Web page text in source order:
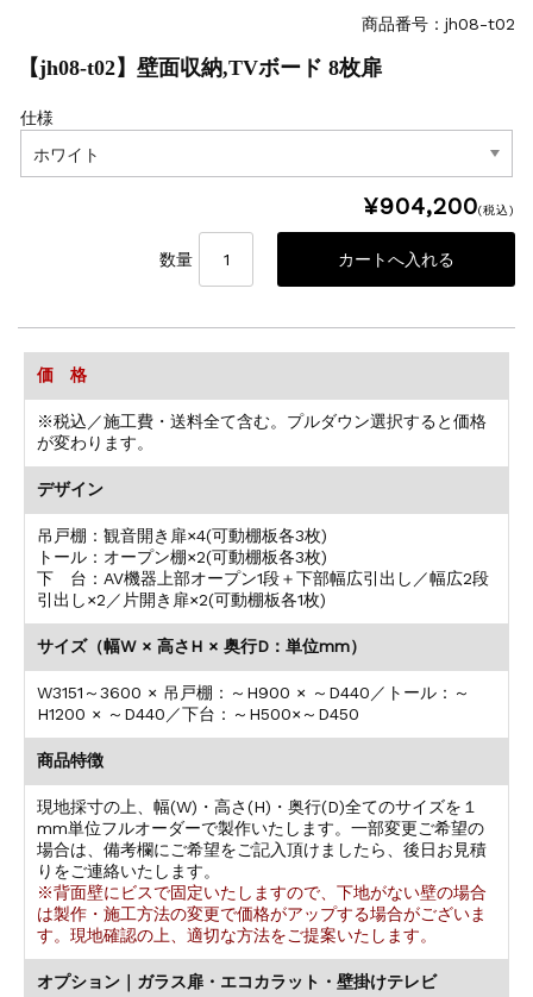
商品番号：jh08-t02
【jh08-t02】壁面収納,TVボード 8枚扉
仕様
¥904,200(税込)
数量
価 格
※税込／施工費・送料全て含む。プルダウン選択すると価格
が変わります。
デザイン
吊戸棚：観音開き扉×4(可動棚板各3枚)
トール：オープン棚×2(可動棚板各3枚)
下 台：AV機器上部オープン1段＋下部幅広引出し／幅広2段
引出し×2／片開き扉×2(可動棚板各1枚)
サイズ（幅W × 高さH × 奥行D：単位mm）
W3151～3600 × 吊戸棚：～H900 × ～D440／トール：～
H1200 × ～D440／下台：～H500×～D450
商品特徴
現地採寸の上、幅(W)・高さ(H)・奥行(D)全てのサイズを１
mm単位フルオーダーで製作いたします。一部変更ご希望の
場合は、備考欄にご希望をご記入頂けましたら、後日お見積
りをご連絡いたします。
※背面壁にビスで固定いたしますので、下地がない壁の場合
は製作・施工方法の変更で価格がアップする場合がございま
す。現地確認の上、適切な方法をご提案いたします。
オプション｜ガラス扉・エコカラット・壁掛けテレビ